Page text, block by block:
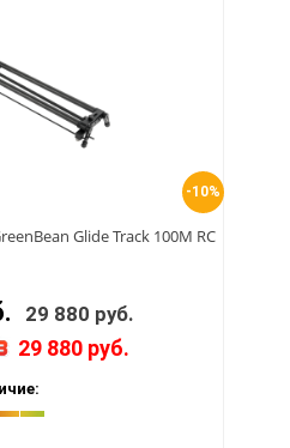
-10%
Glide Track 100M RC
29 880 руб.
29 880 руб.